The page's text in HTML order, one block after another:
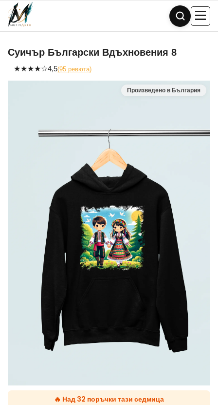
Skip
content
Суичър Български Вдъхновения 8
★★★★☆4,5(95 ревюта)
🔥 Над 32 поръчки тази седмица